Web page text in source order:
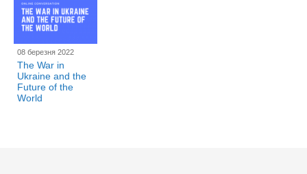
08 березня 2022
The War in
Ukraine and the
Future of the
World